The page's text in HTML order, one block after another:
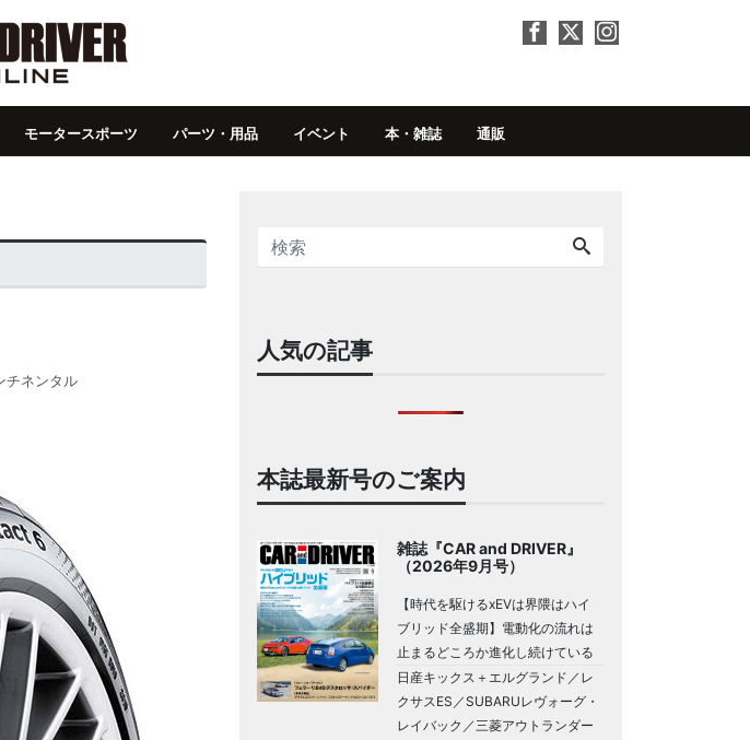
モータースポーツ パーツ・用品 イベント 本・雑誌 通販
ネンタル
人気の記事
本誌最新号のご案内
雑誌『CAR and DRIVER』
（2026年9月号）
【時代を駆けるxEVは界隈はハイ
ブリッド全盛期】電動化の流れは
止まるどころか進化し続けている
日産キックス＋エルグランド／レ
クサスES／SUBARUレヴォーグ・
レイバック／三菱アウトランダー